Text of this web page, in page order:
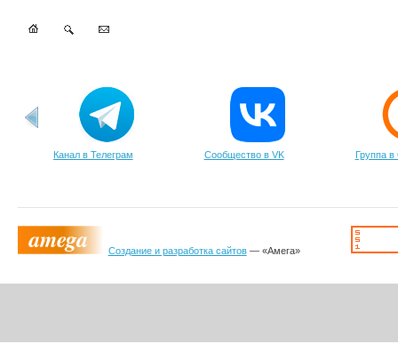
Канал в Телеграм Сообщество в VK Группа в
Создание и разработка сайтов— «Амега»